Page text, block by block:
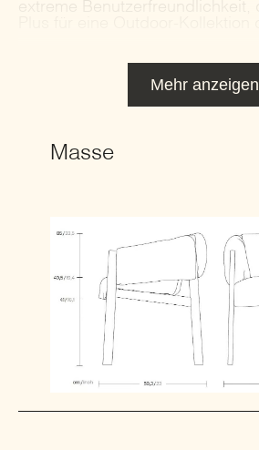
Mehr anzeigen
Masse